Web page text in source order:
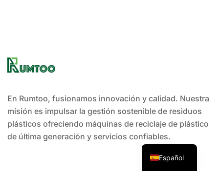
En Rumtoo, fusionamos innovación y calidad. Nuestra
misión es impulsar la gestión sostenible de residuos
plásticos ofreciendo máquinas de reciclaje de plástico
de última generación y servicios confiables.
Español